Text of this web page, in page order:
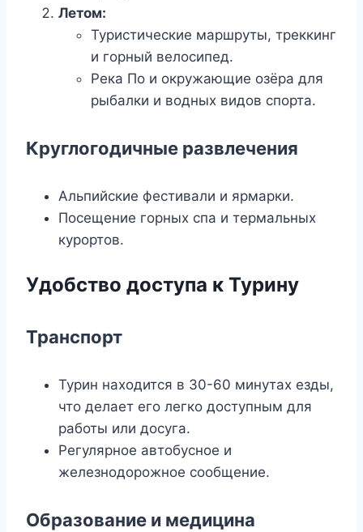
Летом:
Туристические маршруты, треккинг
и горный велосипед.
Река По и окружающие озёра для
рыбалки и водных видов спорта.
Круглогодичные развлечения
Альпийские фестивали и ярмарки.
Посещение горных спа и термальных
курортов.
Удобство доступа к Турину
Транспорт
Турин находится в 30-60 минутах езды,
что делает его легко доступным для
работы или досуга.
Регулярное автобусное и
железнодорожное сообщение.
Образование и медицина